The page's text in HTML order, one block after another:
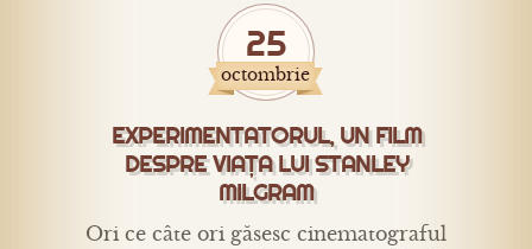
25
octombrie
EXPERIMENTATORUL, UN FILM
DESPRE VIAȚA LUI STANLEY
MILGRAM
Ori ce câte ori găsesc cinematograful